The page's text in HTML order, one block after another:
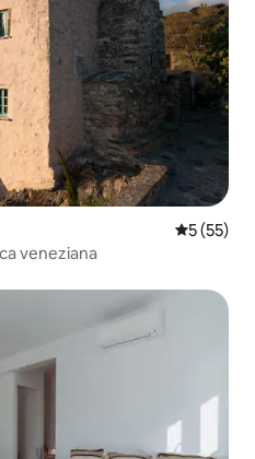
5 (55)
veneziana
apreciados